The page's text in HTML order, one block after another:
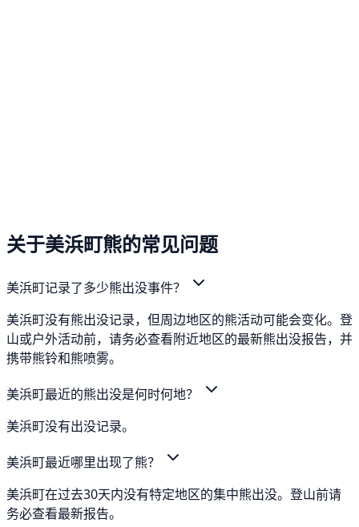
关于美浜町熊的常见问题
美浜町记录了多少熊出没事件？
美浜町没有熊出没记录，但周边地区的熊活动可能会变化。登
山或户外活动前，请务必查看附近地区的最新熊出没报告，并
携带熊铃和熊喷雾。
美浜町最近的熊出没是何时何地？
美浜町没有出没记录。
美浜町最近哪里出现了熊？
美浜町在过去30天内没有特定地区的集中熊出没。登山前请
务必查看最新报告。